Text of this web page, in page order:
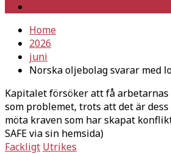
Home
2026
juni
Norska oljebolag svarar med
Kapitalet försöker att få
som problemet, trots att det är
möta kraven som har skapat
SAFE via sin hemsida)
Fackligt Utrikes